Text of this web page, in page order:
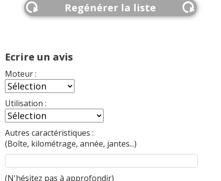
Regénérer la liste
Ecrire un avis
Moteur :
Utilisation :
Autres caractéristiques :
(Boîte, kilométrage, année, jantes...)
(N'hésitez pas à approfondir)